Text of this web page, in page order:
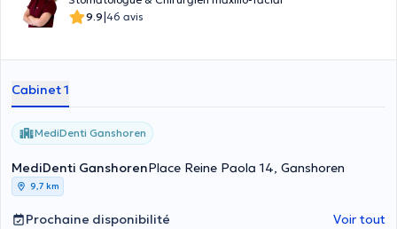
9.9|46 avis
Cabinet 1
MediDenti Ganshoren
MediDenti GanshorenPlace Reine Paola 14, Ganshoren
9,7 km
Prochaine disponibilité Voir tout